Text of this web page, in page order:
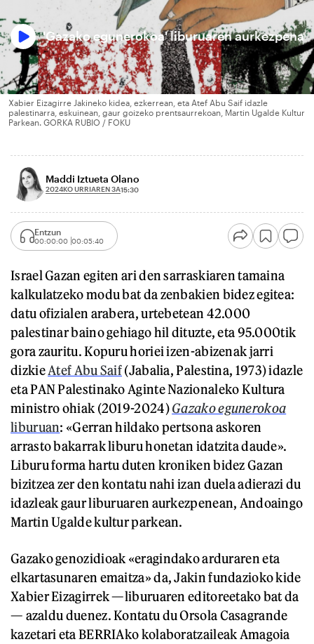
'Gazako egunerokoa' liburuaren aurkezpena
Xabier Eizagirre Jakineko kidea, ezkerrean, eta Atef Abu Saif idazle
palestinarra, eskuinean, gaur goizeko prentsaurrekoan, Martin Ugalde Kultur
Parkean. GORKA RUBIO / FOKU
Maddi Iztueta Olano
2024KO URRIAREN 3A15:30
Entzun
00:00:00 00:05:40
Israel Gazan egiten ari den sarraskiaren tamaina
kalkulatzeko modu bat da zenbakien bidez egitea:
datu ofizialen arabera, urtebetean 42.000
palestinar baino gehiago hil dituzte, eta 95.000tik
gora zauritu. Kopuru horiei izen-abizenak jarri
dizkieAtef Abu Saif(Jabalia, Palestina, 1973) idazle
eta PAN Palestinako Aginte Nazionaleko Kultura
ministro ohiak (2019-2024)Gazako egunerokoa
liburuan: «Gerran hildako pertsona askoren
arrasto bakarrak liburu honetan idatzita daude».
Liburu forma hartu duten kroniken bidez Gazan
bizitzea zer den kontatu nahi izan duela adierazi du
idazleak gaur liburuaren aurkezpenean, Andoaingo
Martin Ugalde kultur parkean.
Gazako genozidioak «eragindako arduraren eta
elkartasunaren emaitza» da, Jakin fundazioko kide
Xabier Eizagirrek —liburuaren editoreetako bat da
— azaldu duenez. Kontatu du Orsola Casagrande
kazetari eta BERRIAko kolaboratzaileak Amagoia